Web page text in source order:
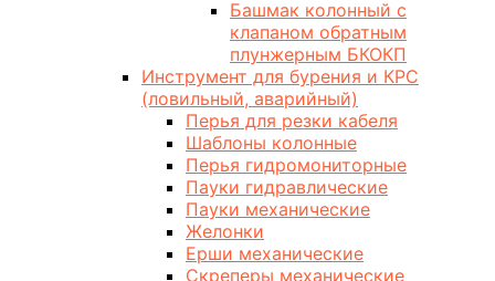
Башмак колонный с
клапаном обратным
плунжерным БКОКП
Инструмент для бурения и КРС
(ловильный, аварийный)
Перья для резки кабеля
Шаблоны колонные
Перья гидромониторные
Пауки гидравлические
Пауки механические
Желонки
Ерши механические
Скреперы механические